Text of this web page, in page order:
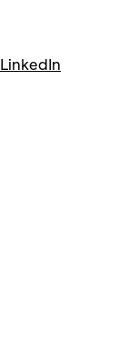
LinkedIn